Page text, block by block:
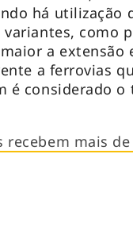
há utilização
como
a extensão
a ferrovias
é considerado o
mais de